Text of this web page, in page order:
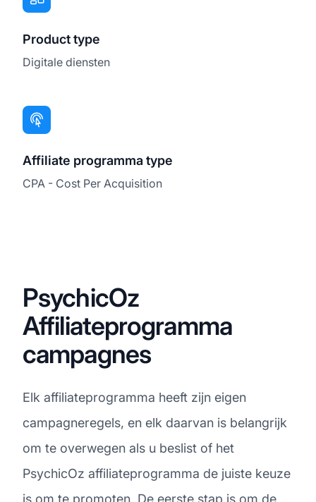
Product type
Digitale diensten
Affiliate programma type
CPA - Cost Per Acquisition
PsychicOz
Affiliateprogramma
campagnes
Elk affiliateprogramma heeft zijn eigen
campagneregels, en elk daarvan is belangrijk
om te overwegen als u beslist of het
PsychicOz affiliateprogramma de juiste keuze
is om te promoten. De eerste stap is om de